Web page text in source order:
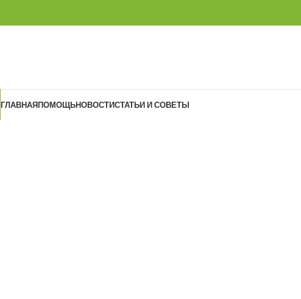
ГЛАВНАЯПОМОЩЬНОВОСТИСТАТЬИ И СОВЕТЫ